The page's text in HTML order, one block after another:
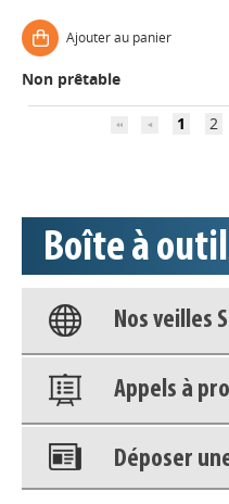
Ajouter au panier
Non prêtable
1 2
Boîte à
Déposer
Accéder à
Nos veilles
Accéder à